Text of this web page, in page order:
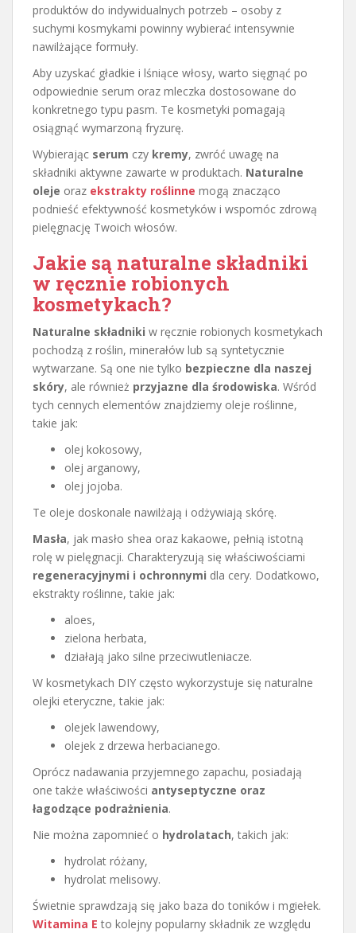
produktów do indywidualnych potrzeb – osoby z
suchymi kosmykami powinny wybierać intensywnie
nawilżające formuły.
Aby uzyskać gładkie i lśniące włosy, warto sięgnąć po
odpowiednie serum oraz mleczka dostosowane do
konkretnego typu pasm. Te kosmetyki pomagają
osiągnąć wymarzoną fryzurę.
Wybierając serum czy kremy, zwróć uwagę na
składniki aktywne zawarte w produktach. Naturalne
oleje oraz ekstrakty roślinne mogą znacząco
podnieść efektywność kosmetyków i wspomóc zdrową
pielęgnację Twoich włosów.
Jakie są naturalne składniki
w ręcznie robionych
kosmetykach?
Naturalne składniki w ręcznie robionych kosmetykach
pochodzą z roślin, minerałów lub są syntetycznie
wytwarzane. Są one nie tylko bezpieczne dla naszej
skóry, ale również przyjazne dla środowiska. Wśród
tych cennych elementów znajdziemy oleje roślinne,
takie jak:
olej kokosowy,
olej arganowy,
olej jojoba.
Te oleje doskonale nawilżają i odżywiają skórę.
Masła, jak masło shea oraz kakaowe, pełnią istotną
rolę w pielęgnacji. Charakteryzują się właściwościami
regeneracyjnymi i ochronnymi dla cery. Dodatkowo,
ekstrakty roślinne, takie jak:
aloes,
zielona herbata,
działają jako silne przeciwutleniacze.
W kosmetykach DIY często wykorzystuje się naturalne
olejki eteryczne, takie jak:
olejek lawendowy,
olejek z drzewa herbacianego.
Oprócz nadawania przyjemnego zapachu, posiadają
one także właściwości antyseptyczne oraz
łagodzące podrażnienia.
Nie można zapomnieć o hydrolatach, takich jak:
hydrolat różany,
hydrolat melisowy.
Świetnie sprawdzają się jako baza do toników i mgiełek.
Witamina E to kolejny popularny składnik ze względu